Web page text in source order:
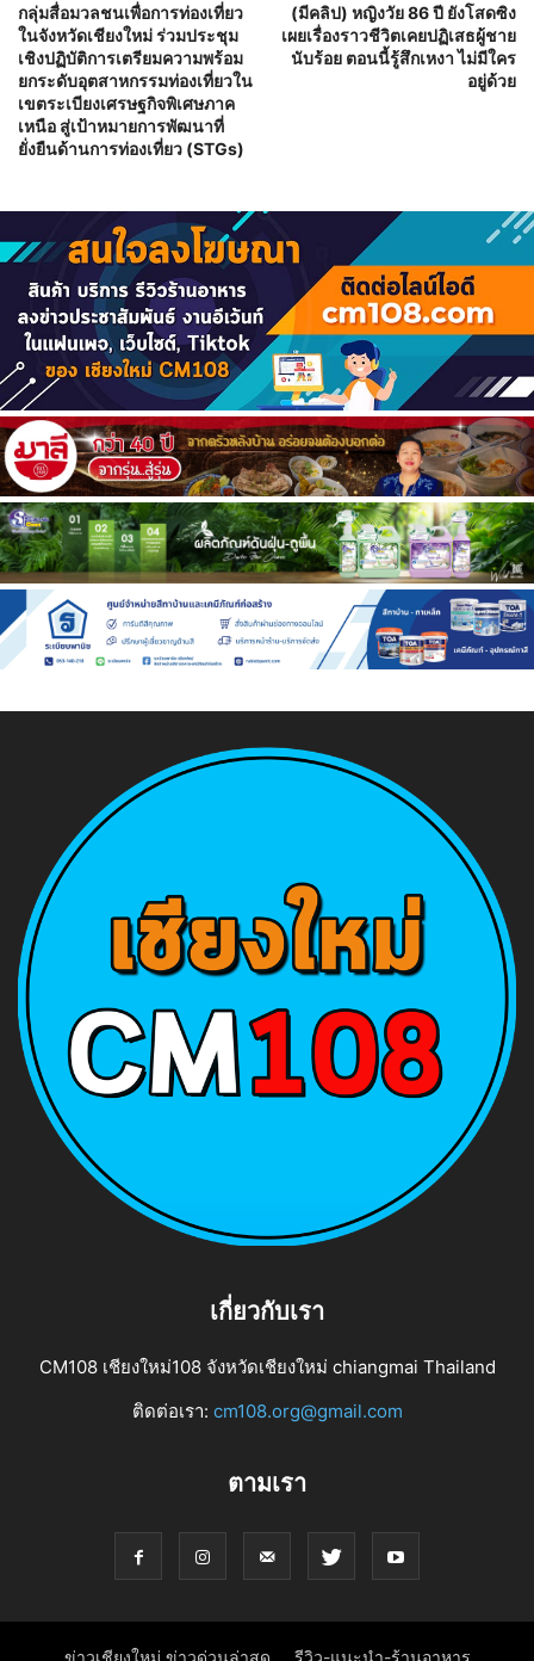
กลุ่มสื่อมวลชนเพื่อการท่องเที่ยว
ในจังหวัดเชียงใหม่ ร่วมประชุม
เชิงปฏิบัติการเตรียมความพร้อม
ยกระดับอุตสาหกรรมท่องเที่ยวใน
เขตระเบียงเศรษฐกิจพิเศษภาค
เหนือ สู่เป้าหมายการพัฒนาที่
ยั่งยืนด้านการท่องเที่ยว (STGs)
(มีคลิป) หญิงวัย 86 ปี ยังโสดซิง
เผยเรื่องราวชีวิตเคยปฏิเสธผู้ชาย
นับร้อย ตอนนี้รู้สึกเหงา ไม่มีใคร
อยู่ด้วย
เกี่ยวกับเรา
CM108 เชียงใหม่108 จังหวัดเชียงใหม่ chiangmai Thailand
ติดต่อเรา: cm108.org@gmail.com
ตามเรา
ข่าวเชียงใหม่ ข่าวด่วนล่าสุด รีวิว-แนะนำ-ร้านอาหาร